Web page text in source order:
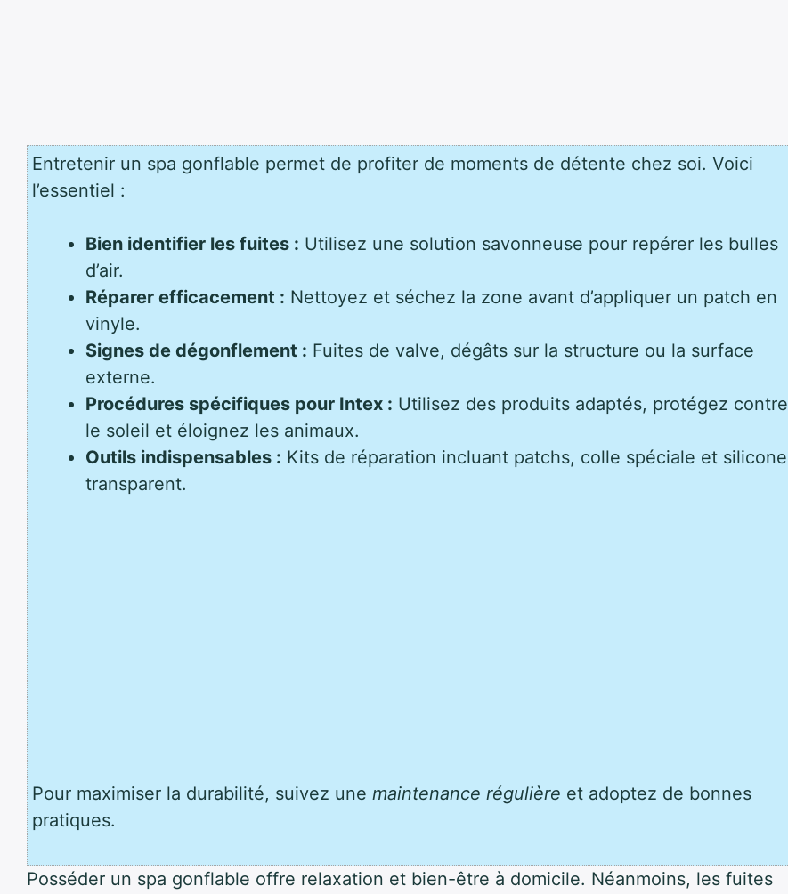
Entretenir un spa gonflable permet de profiter de moments de détente chez soi. Voici
l’essentiel :
Bien identifier les fuites : Utilisez une solution savonneuse pour repérer les bulles
d’air.
Réparer efficacement : Nettoyez et séchez la zone avant d’appliquer un patch en
vinyle.
Signes de dégonflement : Fuites de valve, dégâts sur la structure ou la surface
externe.
Procédures spécifiques pour Intex : Utilisez des produits adaptés, protégez contre
le soleil et éloignez les animaux.
Outils indispensables : Kits de réparation incluant patchs, colle spéciale et silicone
transparent.
Pour maximiser la durabilité, suivez une maintenance régulière et adoptez de bonnes
pratiques.
Posséder un spa gonflable offre relaxation et bien-être à domicile. Néanmoins, les fuites